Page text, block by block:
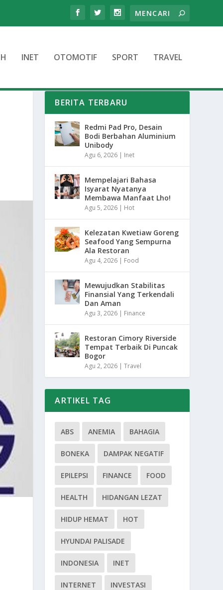
INET OTOMOTIF SPORT TRAVEL
BERITA TERBARU
Redmi Pad Pro, Desain
Bodi Berbahan Aluminium
Unibody
Agu 6, 2026 | Inet
Mempelajari Bahasa
Isyarat Nyatanya
Membawa Manfaat Lho!
Agu 5, 2026 | Hot
Kelezatan Kwetiaw Goreng
Seafood Yang Sempurna
Ala Restoran
Agu 4, 2026 | Food
Mewujudkan Stabilitas
Finansial Yang Terkendali
Dan Aman
Agu 3, 2026 | Finance
Restoran Cimory Riverside
Tempat Terbaik Di Puncak
Bogor
Agu 2, 2026 |Travel
ARTIKEL TAG
ABS ANEMIA BAHAGIA
BONEKA DAMPAK NEGATIF
EPILEPSI FINANCE FOOD
HEALTH HIDANGAN LEZAT
HIDUP HEMAT HOT
HYUNDAI PALISADE
INDONESIA INET
INTERNET INVESTASI